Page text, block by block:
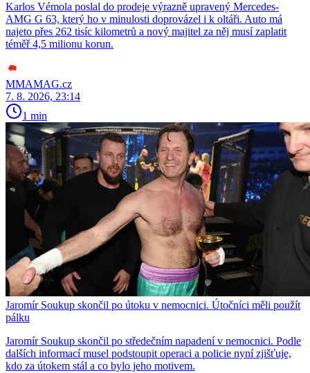
Karlos Vémola poslal do prodeje výrazně upravený Mercedes-
AMG G 63, který ho v minulosti doprovázel i k oltáři. Auto má
najeto přes 262 tisíc kilometrů a nový majitel za něj musí zaplatit
téměř 4,5 milionu korun.
MMAMAG.cz
7. 8. 2026, 23:14
1 min
Jaromír Soukup skončil po útoku v nemocnici. Útočníci měli použít
pálku
Jaromír Soukup skončil po středečním napadení v nemocnici. Podle
dalších informací musel podstoupit operaci a policie nyní zjišťuje,
kdo za útokem stál a co bylo jeho motivem.